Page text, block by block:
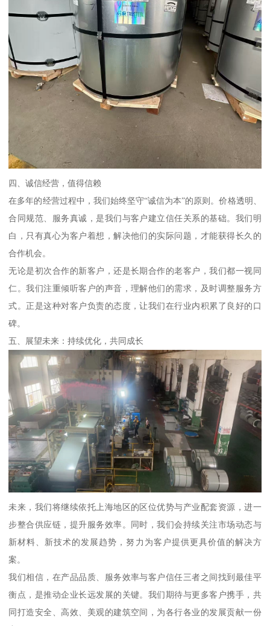
四、诚信经营，值得信赖
在多年的经营过程中，我们始终坚守“诚信为本”的原则。价格透明、
合同规范、服务真诚，是我们与客户建立信任关系的基础。我们明
白，只有真心为客户着想，解决他们的实际问题，才能获得长久的
合作机会。
无论是初次合作的新客户，还是长期合作的老客户，我们都一视同
仁。我们注重倾听客户的声音，理解他们的需求，及时调整服务方
式。正是这种对客户负责的态度，让我们在行业内积累了良好的口
碑。
五、展望未来：持续优化，共同成长
未来，我们将继续依托上海地区的区位优势与产业配套资源，进一
步整合供应链，提升服务效率。同时，我们会持续关注市场动态与
新材料、新技术的发展趋势，努力为客户提供更具价值的解决方
案。
我们相信，在产品品质、服务效率与客户信任三者之间找到最佳平
衡点，是推动企业长远发展的关键。我们期待与更多客户携手，共
同打造安全、高效、美观的建筑空间，为各行各业的发展贡献一份